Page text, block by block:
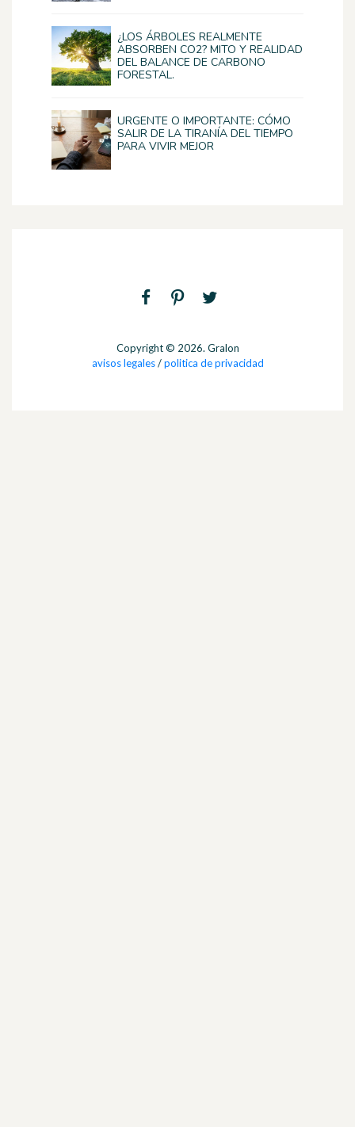
¿LOS ÁRBOLES REALMENTE
ABSORBEN CO2? MITO Y REALIDAD
DEL BALANCE DE CARBONO
FORESTAL.
URGENTE O IMPORTANTE: CÓMO
SALIR DE LA TIRANÍA DEL TIEMPO
PARA VIVIR MEJOR
Copyright © 2026. Gralon
avisos legales/politica de privacidad